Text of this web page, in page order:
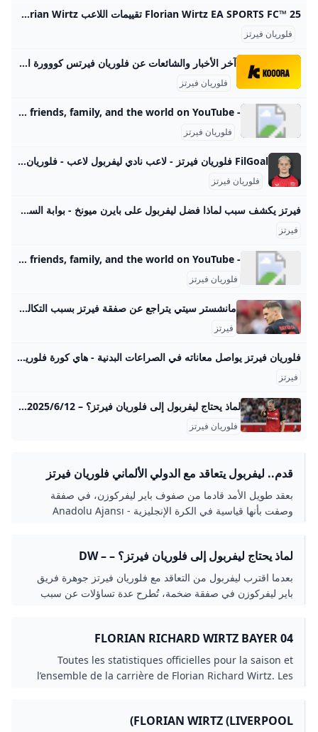
Florian Wirtz EA SPORTS FC™ 25 تقييمات اللاعب Check out EA SPORTS FC™ 25 player ratings for Florian Wirtz تمريرات بينية الأكثر دقة، وأقصى انحناء للكرات الملتفة، وتمريرات دقيقة بأعلى سرعة ركض أسرع متحكَم به، التفافات واسعة دقيقة أثناء المراوغة تمريرات\تسديدات فاخرة أكثر دقة، حركات موهبة وفقاً للموقف تسديدات بارعة أسرع مع دقة وانحناء أكثر تسديدات ساقطة أسرع وأكثر دقة نسبة خطأ أقل عند ترويض الكرة، تحول أسرع إلى المراوغة يحفز الركلات “بخارج القدم” وفقاً للموقف، ويقلل الأخطاء
فلوريان فيرتز
آخر الأخبار والشائعات عن فلوريان فيرتس كووورة احصل على آخر الأخبار والتحديثات وشائعات الانتقالات حول فلوريان فيرتس. ليفربول مقالات وتقاريرميركاتو كبار البريميرليج: ضربات تاريخية لليفربول.. وتشيلسي يطرد فريقا كاملا17:212 سبتمبر 2025ليفربول ضد آرسنالسلوت: إيكيتيكي صنع الفارق.. ونيوكاسل أزعج صلاح وفيرتزنجوموها لديه فرصة عادلة للمشاركة ضد آرسنال15:5629 أغسطس 2025ليفربول ضد بورنموثسلوت: خطوة واحدة تفصلنا عن الصفقة الجديدة.. وهذه نقطة قوة فيرتز11:5114 أغسطس 2025الدوري الألمانياختيار فيرتز أفضل لاعب ألماني14:3110 أغسطس 2025الدوري الألمانيالتفاصيل تتضح.. كومباني وراء تفضيل فيرتز لليفربول على بايرن ميونخسلوت قدم لفيرتز ما يريده13:5610 أغسطس 2025الدوري الألمانيكوفاتش: براندت لا يبعد عن موسيالا.
فلوريان فيرتز
- YouTube Enjoy the videos and music you love, upload original content, and share it all with friends, family, and the world on YouTube.
فلوريان فيرتز
FilGoal فلوريان فيرتز - لاعب نادي ليفربول لاعب - فلوريان فيرتز - نادي ليفربول - دولة ألمانيا الرئيسية أخبار مباريات ميركاتو فانتازي في الجول مسابقة التوقعات فيديوهات عدسات آراء حرة ركن الألعاب الدوري المصري الدوري الإنجليزي الممتاز الدوري الإسباني الدوري الإيطالي الدوري الفرنسي الدوري الألماني الدوري السعودي للمحترفين دوري أبطال إفريقيا كأس الكونفدرالية دوري أبطال أوروبا كل البطولات الكرة المصرية الدوري المصري الكرة الأوروبية الكرة الإفريقية منتخب مصر سعودي في الجول الدوري الإنجليزي الدوري الإسباني دوري أبطال أوروبا
فلوريان فيرتز
فيرتز يكشف سبب لماذا فضل ليفربول على بايرن ميونخ - بوابة السعودية نيوز يحاول الفريق بناء نفسه بشكل قوي ليكون قادراً على المنافسة على أعلى مستوى تحت قيادة المدرب آرني سلوت وقد أظهر الفريق أداءً مميزاً في سوق الانتقالات هذا الصيف، انتقال اللاعب إلى ليفربول يمثل تحدياً كبيراً بالنسبة له، حيث قال: “لقد كانت خطوة أصعب أن أترك هذا المحيط وأذهب لبلد آخر مع كل ما يتضمنه من تغييرات وألعب في دوري جديد بأسلوب لعب مختلف”. اختيار واعٍ أضاف اللاعب: “لقد انتقلت لتحدي أكبر، تحدي اخترت خوضه بوعي من أجل أن أنجح وأصبح لاعباً أفضل , لقد اخترت الانتقال إلى ليفربول كقرار واعٍ بالنسبة لي كي أصبح أفضل”.
فيرتز
- YouTube Enjoy the videos and music you love, upload original content, and share it all with friends, family, and the world on YouTube.
فلوريان فيرتز
مانشستر سيتي يتراجع عن صفقة فيرتز بسبب التكاليف الباهظة - اليوم السابع كشفت تقارير صحفية بريطانية عن تراجع إدارة نادي مانشستر سيتي في ضم الدولي الألماني فلوريان فيرتز، لاعب باير ليفركوزن بسبب قيمة الصفقة التي تتنافس عليها عدة أندية.. مانشستر سيتي يتراجع عن صفقة فيرتز بسبب التكاليف الباهظة الثلاثاء، 20 مايو 2025 12:30 ص فلوريان فيرتز فيرتز باير ليفركوزن ليفركوزن الدوري الإنجليزي بايرن ميونخ البايرن هل تعطل مصر مساعدات غزة؟ الإيكونوميست تجيب وتفضح أكاذيب الاحتلال والإخوان البنك المركزى يقرر خفض أسعار الفائدة على الإيداع والإقراض بنسبة 2% هذه الجهات إجازة الخميس المقبل بمناسبة المولد النبوى.
فيرتز
فلوريان فيرتز يواصل معاناته في الصراعات البدنية - هاي كورة فلوريان فيرتز يواصل معاناته في الصراعات البدنية احد اخبار كرة القدم على هاي كورة من قسم أخبار الكرة الانجليزية . الدوري الانجليزي فيرتز ليفربول عاجل: شاهد نتائج قرعة دوري ابطال اوروبا 2025 2025/08/28 - 7:36 مساءً البث المباشر لنتائج قرعة دوري الأبطال هذا الموسم 2025/08/28 - 3:25 مساءً خصوم برشلونة في دور المجموعات بدوري ابطال اوروبا 2025/08/28 - 7:45 مساءً رسميا: خصوم ريال مدريد في دور المجموعات بدوري ابطال اوروبا 2025/08/28 - 7:39 مساءً عرض خيالي من نيوكاسل لـ فيرمين لوبيز 2025/08/28 - 8:52 مساءً صور : فيرمين يغادر برفقة صديقته 2025/08/28 - 3:27 مساءً مشكلة قد تكلف برشلونة خسارة لقب دوري أبطال أوروبا 2025/08/28 - 7:15 مساءً بعد القرعة.
فيرتز
لماذ يحتاج ليفربول إلى فلوريان فيرتز؟ – DW – 2025/6/12 ‘بعدما اقترب ليفربول من التعاقد مع فلوريان فيرتز “جوهرة” فريق باير ليفركوزن في صفقة ضخمة، تُطرح عدة تساؤلات عن سبب إصرار “الريدز” على ضم فيرتز بالضبط، وكيفية الاستفادة من موهبته الكروية. ’ رضوان مهدوي2025/6/12١٢ يونيو ٢٠٢٥ بعدما اقترب ليفربول من التعاقد مع فلوريان فيرتز “جوهرة” فريق باير ليفركوزن في صفقة ضخمة، تُطرح عدة تساؤلات عن سبب إصرار “الريدز” على ضم فيرتز بالضبط، وكيفية الاستفادة من موهبته الكروية. المجمع الانتخابيميشائيل بالاكالدوري الألمانياليمين المتطرف وموجة الاحتجاجات الشعبية ضده في ألمانياباير ليفركوزنكأس العالم 2014كأس ألمانيابايرن ميونيخبوروسيا دورتموندنادي ماينزعلي بن الحسينالانتخابات البرلمانية الألمانية 2021الهوليغنزدوري أبطال أوروبادويتشه فيله كرة القدمليفربول
فلوريان فيرتز
قدم.. ليفربول يتعاقد مع الدولي الألماني فلوريان فيرتز
بعقد طويل الأمد قادما من صفوف باير ليفركوزن، في صفقة
وصفت بأنها قياسية في الكرة الإنجليزية - Anadolu Ajansı
لماذ يحتاج ليفربول إلى فلوريان فيرتز؟ – DW –
2025/6/12
بعدما اقترب ليفربول من التعاقد مع فلوريان فيرتز جوهرة فريق
باير ليفركوزن في صفقة ضخمة، تُطرح عدة تساؤلات عن سبب
FLORIAN RICHARD WIRTZ BAYER 04
LEVERKUSEN PROFIL DU JOUEUR BUNDESLIGA
Toutes les statistiques officielles pour la saison et
l’ensemble de la carrière de Florian Richard Wirtz. Les
FLORIAN WIRTZ (LIVERPOOL)